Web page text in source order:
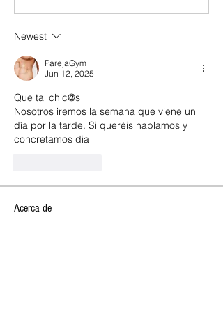
Newest
ParejaGym
Jun 12, 2025
Que tal chic@s
Nosotros iremos la semana que viene un
día por la tarde. Si queréis hablamos y
concretamos dia
Acerca de